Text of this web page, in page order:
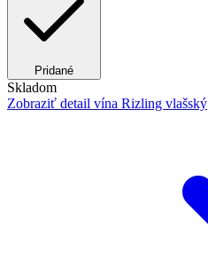
Pridané
Skladom
Zobraziť detail vína Rizling vlašský